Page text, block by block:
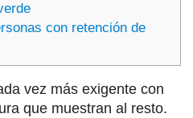
con retención de
vez más exigente con
que muestran al resto.